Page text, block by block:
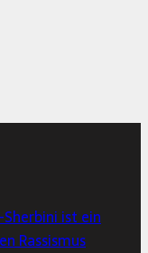
ist ein
Rassismus